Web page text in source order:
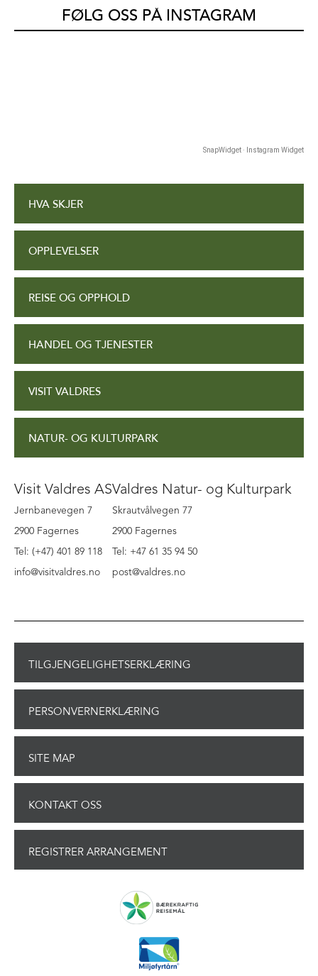
FØLG OSS PÅ INSTAGRAM
SnapWidget · Instagram Widget
HVA SKJER
OPPLEVELSER
REISE OG OPPHOLD
HANDEL OG TJENESTER
VISIT VALDRES
NATUR- OG KULTURPARK
Visit Valdres AS
Jernbanevegen 7
2900 Fagernes
Tel: (+47) 401 89 118
info@visitvaldres.no
Valdres Natur- og Kulturpark
Skrautvålvegen 77
2900 Fagernes
Tel: +47 61 35 94 50
post@valdres.no
TILGJENGELIGHETSERKLÆRING
PERSONVERNERKLÆRING
SITE MAP
KONTAKT OSS
REGISTRER ARRANGEMENT